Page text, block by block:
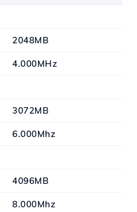
2048MB
4.000MHz
3072MB
6.000Mhz
4096MB
8.000Mhz